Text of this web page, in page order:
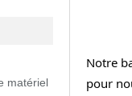
Notre
pour
matériel